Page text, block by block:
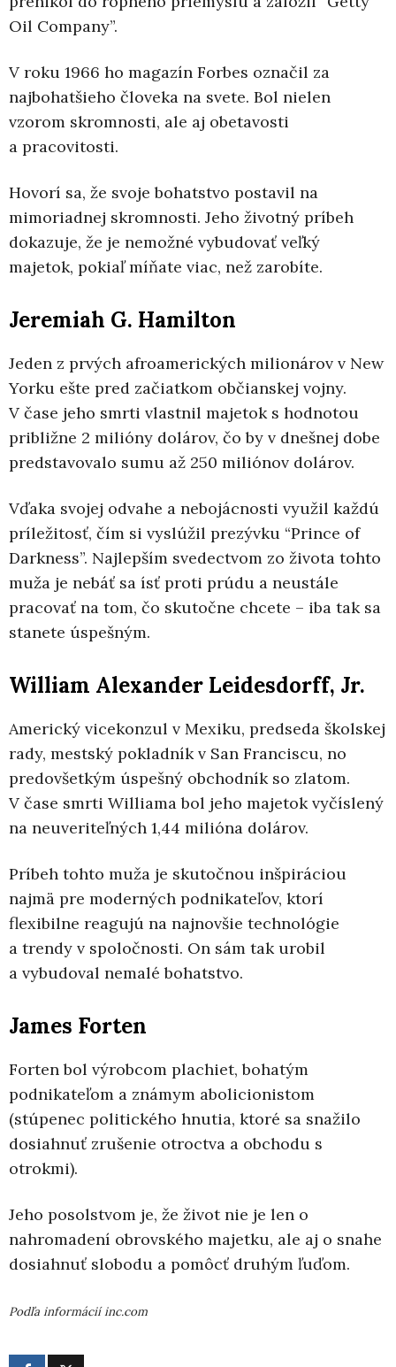
Oil Company”.
V roku 1966 ho magazín Forbes označil za
najbohatšieho človeka na svete. Bol nielen
vzorom skromnosti, ale aj obetavosti
a pracovitosti.
Hovorí sa, že svoje bohatstvo postavil na
mimoriadnej skromnosti. Jeho životný príbeh
dokazuje, že je nemožné vybudovať veľký
majetok, pokiaľ míňate viac, než zarobíte.
Jeremiah G. Hamilton
Jeden z prvých afroamerických milionárov v New
Yorku ešte pred začiatkom občianskej vojny.
V čase jeho smrti vlastnil majetok s hodnotou
približne 2 milióny dolárov, čo by v dnešnej dobe
predstavovalo sumu až 250 miliónov dolárov.
Vďaka svojej odvahe a nebojácnosti využil každú
príležitosť, čím si vyslúžil prezývku “Prince of
Darkness”. Najlepším svedectvom zo života tohto
muža je nebáť sa ísť proti prúdu a neustále
pracovať na tom, čo skutočne chcete – iba tak sa
stanete úspešným.
William Alexander Leidesdorff, Jr.
Americký vicekonzul v Mexiku, predseda školskej
rady, mestský pokladník v San Franciscu, no
predovšetkým úspešný obchodník so zlatom.
V čase smrti Williama bol jeho majetok vyčíslený
na neuveriteľných 1,44 milióna dolárov.
Príbeh tohto muža je skutočnou inšpiráciou
najmä pre moderných podnikateľov, ktorí
flexibilne reagujú na najnovšie technológie
a trendy v spoločnosti. On sám tak urobil
a vybudoval nemalé bohatstvo.
James Forten
Forten bol výrobcom plachiet, bohatým
podnikateľom a známym abolicionistom
(stúpenec politického hnutia, ktoré sa snažilo
dosiahnuť zrušenie otroctva a obchodu s
otrokmi).
Jeho posolstvom je, že život nie je len o
nahromadení obrovského majetku, ale aj o snahe
dosiahnuť slobodu a pomôcť druhým ľuďom.
Podľa informácií inc.com